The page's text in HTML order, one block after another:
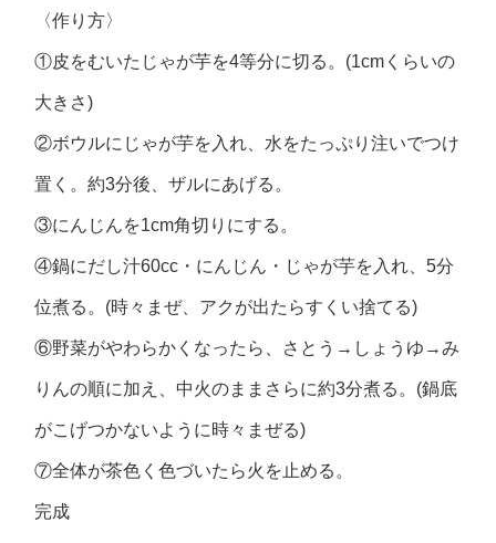
〈作り方〉
①皮をむいたじゃが芋を4等分に切る。(1cmくらいの
大きさ)
②ボウルにじゃが芋を入れ、水をたっぷり注いでつけ
置く。約3分後、ザルにあげる。
③にんじんを1cm角切りにする。
④鍋にだし汁60cc・にんじん・じゃが芋を入れ、5分
位煮る。(時々まぜ、アクが出たらすくい捨てる)
⑥野菜がやわらかくなったら、さとう→しょうゆ→み
りんの順に加え、中火のままさらに約3分煮る。(鍋底
がこげつかないように時々まぜる)
⑦全体が茶色く色づいたら火を止める。
完成